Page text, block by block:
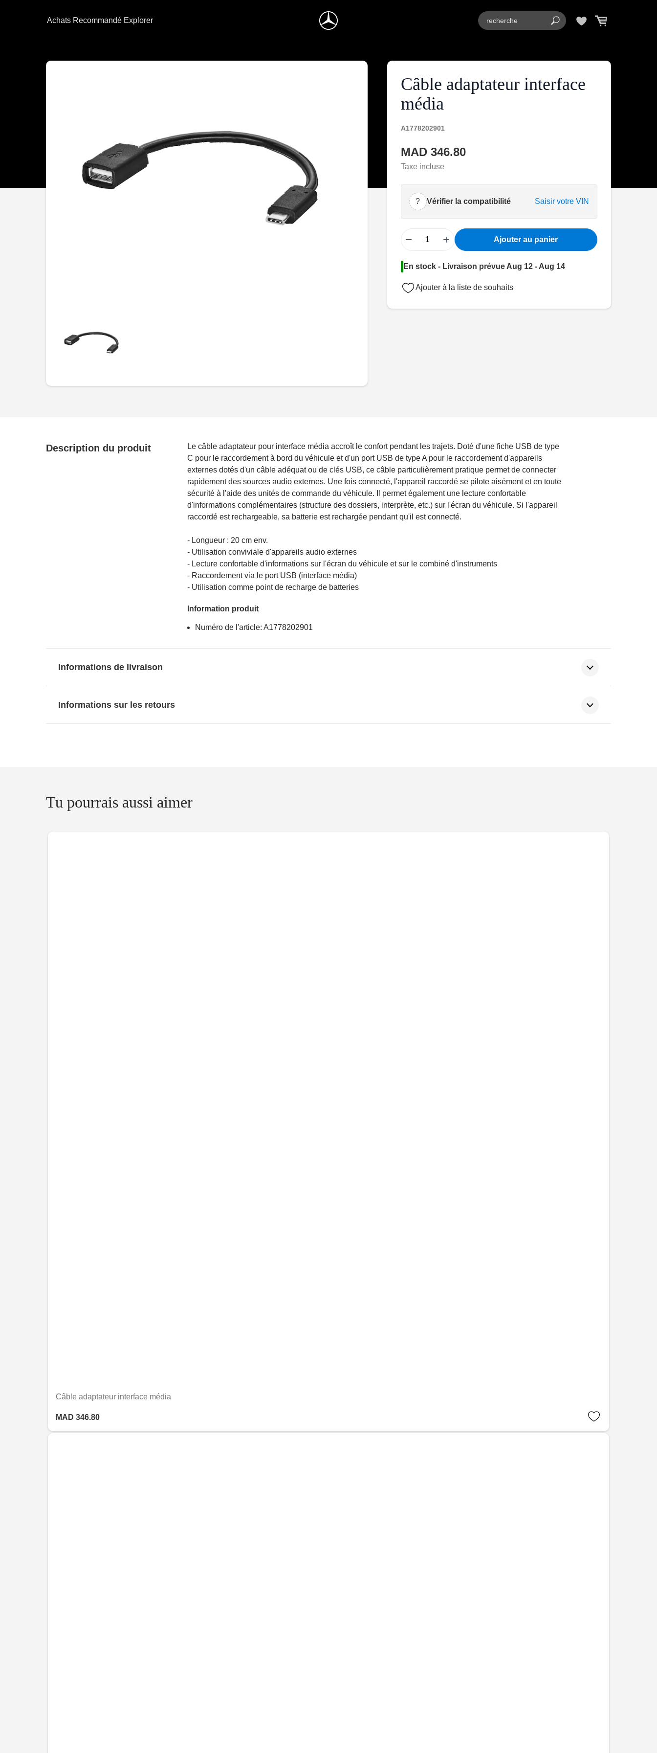
Achats Recommandé Explorer
Câble adaptateur interface
média
A1778202901
MAD 346.80
Taxe incluse
? Vérifier la compatibilité Saisir votre VIN
− + Ajouter au panier
En stock - Livraison prévue Aug 12 - Aug 14
Ajouter à la liste de souhaits
Description du produit
Le câble adaptateur pour interface média accroît le confort pendant les trajets. Doté d'une fiche USB de type
C pour le raccordement à bord du véhicule et d'un port USB de type A pour le raccordement d'appareils
externes dotés d'un câble adéquat ou de clés USB, ce câble particulièrement pratique permet de connecter
rapidement des sources audio externes. Une fois connecté, l'appareil raccordé se pilote aisément et en toute
sécurité à l'aide des unités de commande du véhicule. Il permet également une lecture confortable
d'informations complémentaires (structure des dossiers, interprète, etc.) sur l'écran du véhicule. Si l'appareil
raccordé est rechargeable, sa batterie est rechargée pendant qu'il est connecté.
- Longueur : 20 cm env.
- Utilisation conviviale d'appareils audio externes
- Lecture confortable d'informations sur l'écran du véhicule et sur le combiné d'instruments
- Raccordement via le port USB (interface média)
- Utilisation comme point de recharge de batteries
Information produit
Numéro de l'article: A1778202901
Informations de livraison
Informations sur les retours
Tu pourrais aussi aimer
Câble adaptateur interface média
MAD 346.80